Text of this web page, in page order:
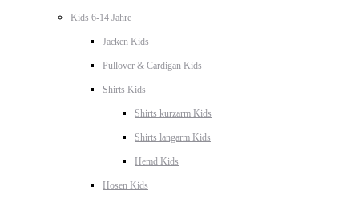
Kids 6-14 Jahre
Jacken Kids
Pullover & Cardigan Kids
Shirts Kids
Shirts kurzarm Kids
Shirts langarm Kids
Hemd Kids
Hosen Kids